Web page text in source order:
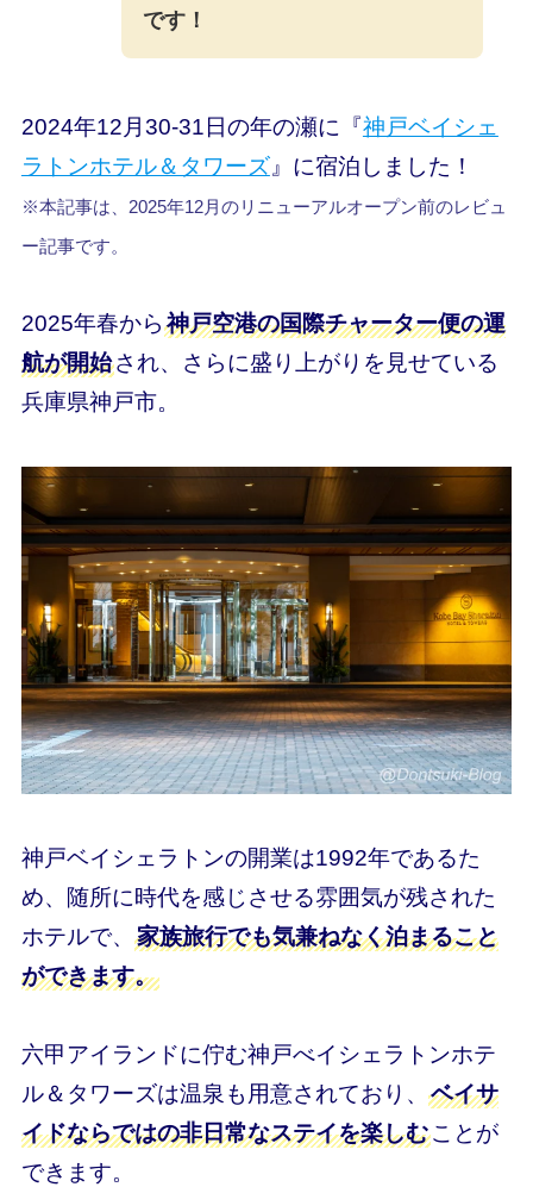
です！
2024年12月30-31日の年の瀬に『神戸ベイシェ
ラトンホテル＆タワーズ』に宿泊しました！
※本記事は、2025年12月のリニューアルオープン前のレビュ
ー記事です。
2025年春から 神戸空港の国際チャーター便の運
航が開始され、さらに盛り上がりを見せている
兵庫県神戸市。
神戸ベイシェラトンの開業は1992年であるた
め、随所に時代を感じさせる雰囲気が残された
ホテルで、 家族旅行でも気兼ねなく泊まること
ができます。
六甲アイランドに佇む神戸べイシェラトンホテ
ル＆タワーズは温泉も用意されており、 ベイサ
イドならではの非日常なステイを楽しむことが
できます。